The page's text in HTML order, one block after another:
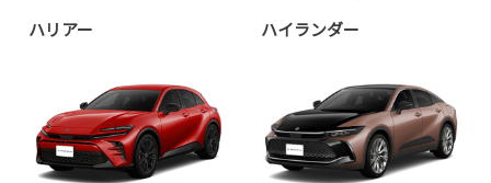
ハリアー ハイランダー